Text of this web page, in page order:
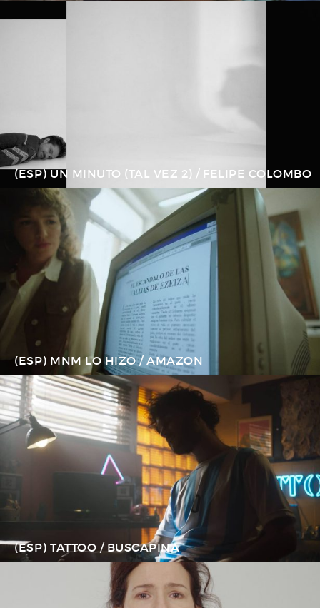
(ESP) UN MINUTO (TAL VEZ 2) / FELIPE COLOMBO
(ESP) MNM LO HIZO / AMAZON
(ESP) TATTOO / BUSCAPINA